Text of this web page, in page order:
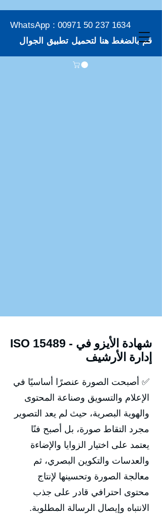
WhatsApp : 00971 50 237 1634
قم بالضغط هنا لتحميل تطبيق الجوال
ISO 15489 - شهادة الأيزو في
إدارة الأرشيف
✅ أصبحت الصورة عنصرًا أساسيًا في
الإعلام والتسويق وصناعة المحتوى
والهوية البصرية، حيث لم يعد التصوير
مجرد التقاط صورة، بل أصبح فنًا
يعتمد على اختيار الزوايا والإضاءة
والعدسات والتكوين البصري، ثم
معالجة الصورة وتحسينها لإنتاج
محتوى احترافي قادر على جذب
الانتباه وإيصال الرسالة المطلوبة.